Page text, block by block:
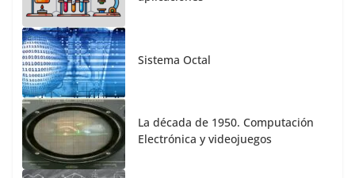
Sistema Octal
La década de 1950. Computación
Electrónica y videojuegos